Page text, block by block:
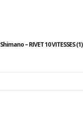
Shimano – RIVET 10 VITESSES (1)